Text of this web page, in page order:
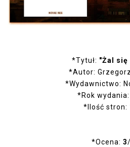
*Tytuł: "Żal się
*Autor:
*Wydawnictwo:
*Rok
*Ilość stron:
*Ocena: 3